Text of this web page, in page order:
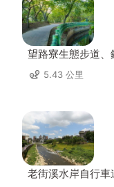
望路寮生態步道
5.43 公里
老街溪水岸自行車